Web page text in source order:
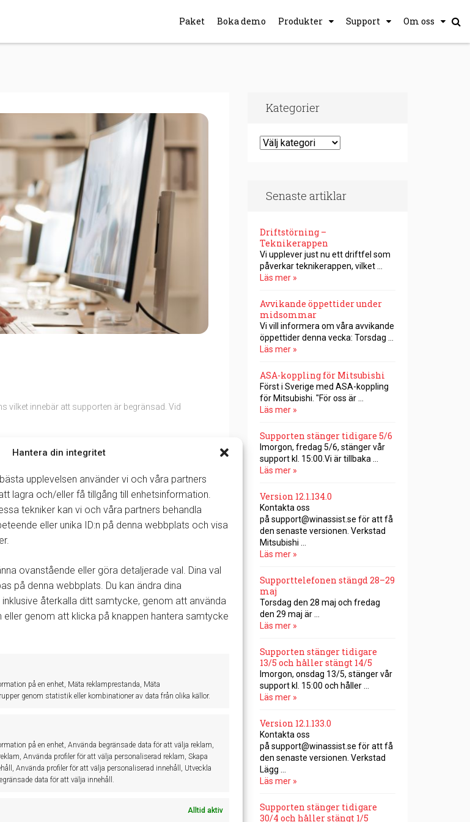
Hantera din integritet
upplevelsen använder vi och våra partners
lagra och/eller få tillgång till enhetsinformation.
tekniker kan vi och våra partners behandla
eller unika ID:n på denna webbplats och visa
ovanstående eller göra detaljerade val. Dina val
på denna webbplats. Du kan ändra dina
inklusive återkalla ditt samtycke, genom att använda
genom att klicka på knappen hantera samtycke
på en enhet, Mäta reklamprestanda, Mäta
genom statistik eller kombinationer av data från olika källor.
på en enhet, Använda begränsade data för att välja reklam,
Använda profiler för att välja personaliserad reklam, Skapa
Använda profiler för att välja personaliserad innehåll, Utveckla
data för att välja innehåll.
Alltid aktiv
Paket Boka demo Produkter Support Om oss
vilket innebär att supporten är begränsad. Vid
Kategorier
Senaste artiklar
Driftstörning –
Teknikerappen
Vi upplever just nu ett driftfel som
påverkar teknikerappen, vilket …
Läs mer »
Avvikande öppettider under
midsommar
Vi vill informera om våra avvikande
öppettider denna vecka: Torsdag …
Läs mer »
ASA-koppling för Mitsubishi
Först i Sverige med ASA-koppling
för Mitsubishi. "För oss är …
Läs mer »
Supporten stänger tidigare 5/6
Imorgon, fredag 5/6, stänger vår
support kl. 15:00.Vi är tillbaka …
Läs mer »
Version 12.1.134.0
Kontakta oss
på support@winassist.se för att få
den senaste versionen. Verkstad​​​
Mitsubishi …
Läs mer »
Supporttelefonen stängd 28–29
maj
Torsdag den 28 maj och fredag
den 29 maj är …
Läs mer »
Supporten stänger tidigare
13/5 och håller stängt 14/5
Imorgon, onsdag 13/5, stänger vår
support kl. 15:00 och håller …
Läs mer »
Version 12.1.133.0
Kontakta oss
på support@winassist.se för att få
den senaste versionen. Verkstad​​​
Lägg …
Läs mer »
Supporten stänger tidigare
30/4 och håller stängt 1/5